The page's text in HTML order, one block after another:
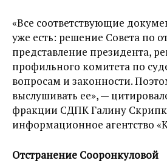
«Все соответствующие
уже есть: решение Совета по
представление президента,
профильного комитета по
вопросам и законности.
выслушивать ее», —
фракции СДПК Галину
информационное агентство
Отстранение Сооронкуловой